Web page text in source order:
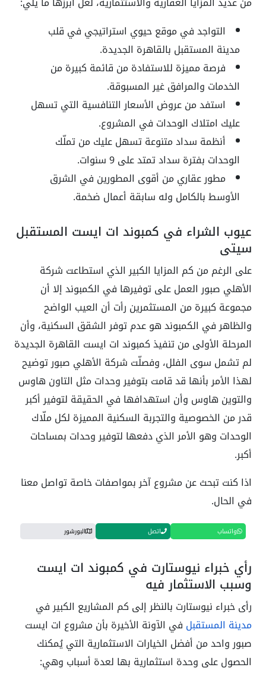
التواجد في موقع حيوي استراتيجي في قلب
مدينة المستقبل بالقاهرة الجديدة.
فرصة مميزة للاستفادة من قائمة كبيرة من
الخدمات والمرافق غير المسبوقة.
استفد من عروض الأسعار التنافسية التي تسهل
عليك امتلاك الوحدات في المشروع.
أنظمة سداد متنوعة تسهل عليك من تملّك
الوحدات بفترة سداد تمتد على 9 سنوات.
مطور عقاري من أقوى المطورين في الشرق
الأوسط بالكامل وله سابقة أعمال ضخمة.
عيوب الشراء في كمبوند ات ايست المستقبل
سيتي
على الرغم من كم المزايا الكبير الذي استطاعت شركة
الأهلي صبور العمل على توفيرها في الكمبوند إلا أن
مجموعة كبيرة من المستثمرين رأت أن العيب الواضح
والظاهر في الكمبوند هو عدم توفر الشقق السكنية، وأن
المرحلة الأولى من تنفيذ كمبوند ات ايست القاهرة الجديدة
لم تشمل سوى الفلل، وفصلّت شركة الأهلي صبور توضيح
لهذا الأمر بأنها قد قامت بتوفير وحدات مثل التاون هاوس
والتوين هاوس وأن استهدافها في الحقيقة لتوفير أكبر
قدر من الخصوصية والتجربة السكنية المميزة لكل ملّاك
الوحدات وهو الأمر الذي دفعها لتوفير وحدات بمساحات
أكبر.
اذا كنت تبحث عن مشروع آخر بمواصفات خاصة تواصل معنا
في الحال.
واتساب اتصل البورشور
رأي خبراء نيوستارت في كمبوند ات ايست
وسبب الاستثمار فيه
رأى خبراء نيوستارت بالنظر إلى كم المشاريع الكبير في
مدينة المستقبل في الآونة الأخيرة بأن مشروع ات ايست
صبور واحد من أفضل الخيارات الاستثمارية التي يُمكنك
الحصول على وحدة استثمارية بها لعدة أسباب وهي: